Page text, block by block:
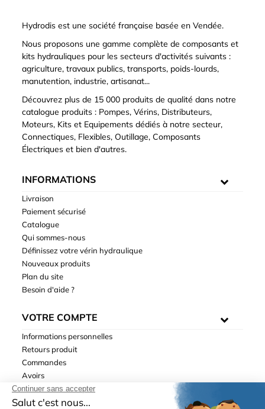
Hydrodis est une société française basée en Vendée.
Nous proposons une gamme complète de composants et
kits hydrauliques pour les secteurs d'activités suivants :
agriculture, travaux publics, transports, poids-lourds,
manutention, industrie, artisanat...
Découvrez plus de 15 000 produits de qualité dans notre
catalogue produits : Pompes, Vérins, Distributeurs,
Moteurs, Kits et Equipements dédiés à notre secteur,
Connectiques, Flexibles, Outillage, Composants
Électriques et bien d'autres.
INFORMATIONS
Livraison
Paiement sécurisé
Catalogue
Qui sommes-nous
Définissez votre vérin hydraulique
Nouveaux produits
Plan du site
Besoin d'aide ?
VOTRE COMPTE
Informations personnelles
Retours produit
Commandes
Avoirs
Adresses
Bons de réduction